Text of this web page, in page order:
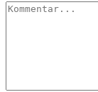
Kommentar